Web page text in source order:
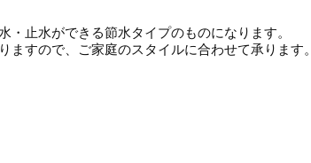
止水ができる節水タイプのものになります。
すので、ご家庭のスタイルに合わせて承ります。